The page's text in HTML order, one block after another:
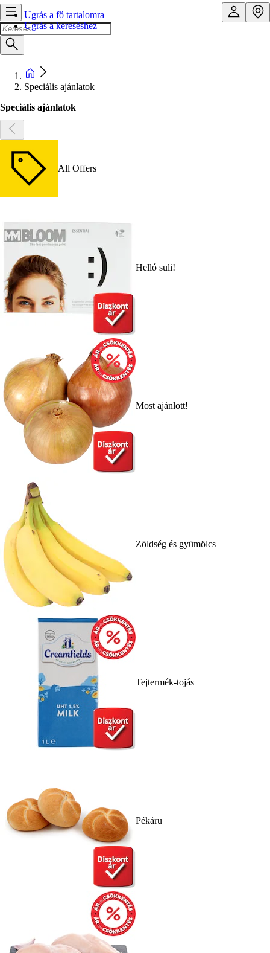
Ugrás a fő tartalomra
Ugrás a kereséshez
Speciális ajánlatok
Speciális ajánlatok
All Offers
Helló suli!
Most ajánlott!
Zöldség és gyümölcs
Tejtermék-tojás
Pékáru